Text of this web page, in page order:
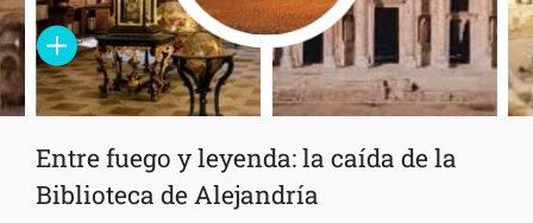
Entre fuego y leyenda: la caída de la
Biblioteca de Alejandría